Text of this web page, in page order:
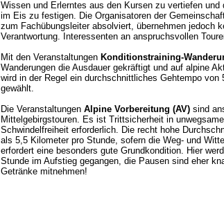
Wissen und Erlerntes aus den Kursen zu vertiefen und
im Eis zu festigen. Die Organisatoren der
zum Fachübungsleiter absolviert, übernehmen jedoch
Verantwortung. Interessenten an anspruchsvollen
Mit den Veranstaltungen Konditionstraining-
Wanderungen die Ausdauer gekräftigt und auf alpine
wird in der Regel ein durchschnittliches Gehtempo von
gewählt.
Die Veranstaltungen Alpine Vorbereitung (AV)sind
Mittelgebirgstouren. Es ist Trittsicherheit in
Schwindelfreiheit erforderlich. Die recht hohe
als 5,5 Kilometer pro Stunde, sofern die Weg- und
erfordert eine besonders gute Grundkondition. Hier
Stunde im Aufstieg gegangen, die Pausen sind eher
Getränke mitnehmen!